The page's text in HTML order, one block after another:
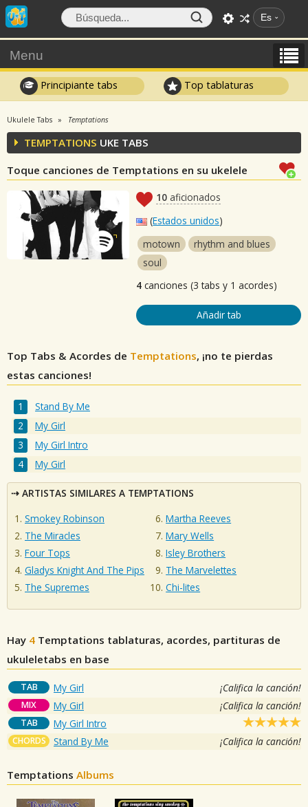
Es
Menu
Principiante tabs Top tablaturas
Ukulele Tabs Temptations
TEMPTATIONS UKE TABS
Toque canciones de Temptations en su ukelele
10 aficionados
(Estados unidos)
motown
rhythm and blues
soul
4 canciones (3 tabs y 1 acordes)
Añadir tab
Top Tabs & Acordes de Temptations, ¡no te pierdas
estas canciones!
Stand By Me
My Girl
My Girl Intro
My Girl
ARTISTAS SIMILARES A TEMPTATIONS
Smokey Robinson
The Miracles
Four Tops
Gladys Knight And The Pips
The Supremes
Martha Reeves
Mary Wells
Isley Brothers
The Marvelettes
Chi-lites
Hay 4 Temptations tablaturas, acordes, partituras de
ukuleletabs en base
TAB My Girl ¡Califica la canción!
MIX My Girl ¡Califica la canción!
TAB My Girl Intro
CHORDS Stand By Me ¡Califica la canción!
Temptations Albums